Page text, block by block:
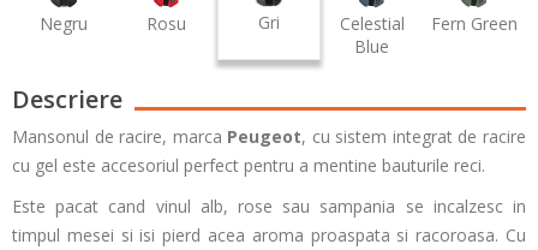
Negru Rosu Gri
Celestial
Blue
Fern Green
Descriere
Mansonul de racire, marca Peugeot, cu sistem integrat de racire
cu gel este accesoriul perfect pentru a mentine bauturile reci.
Este pacat cand vinul alb, rose sau sampania se incalzesc in
timpul mesei si isi pierd acea aroma proaspata si racoroasa. Cu